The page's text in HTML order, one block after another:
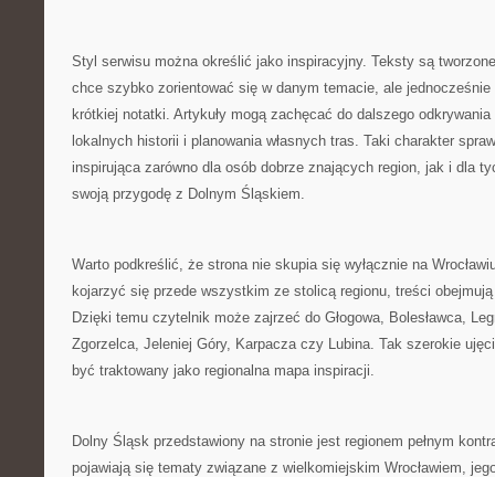
Styl serwisu można określić jako inspiracyjny. Teksty są
chce szybko zorientować się w danym temacie, ale
krótkiej notatki. Artykuły mogą zachęcać do dalszego
lokalnych historii i planowania własnych tras. Taki charakter
inspirująca zarówno dla osób dobrze znających region, jak i dla
swoją przygodę z Dolnym Śląskiem.
Warto podkreślić, że strona nie skupia się wyłącznie na
kojarzyć się przede wszystkim ze stolicą regionu, treści
Dzięki temu czytelnik może zajrzeć do Głogowa, Bolesławca,
Zgorzelca, Jeleniej Góry, Karpacza czy Lubina. Tak szerokie
być traktowany jako regionalna mapa inspiracji.
Dolny Śląsk przedstawiony na stronie jest regionem pełnym
pojawiają się tematy związane z wielkomiejskim Wrocławiem,